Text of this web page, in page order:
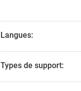
Langues:
Types de support: